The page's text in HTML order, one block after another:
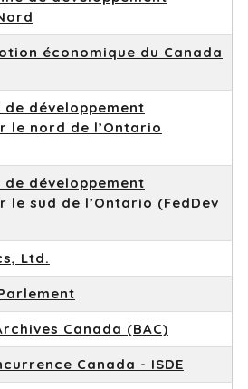
économique du Canada
développement
le nord de l’Ontario
développement
le sud de l’Ontario (FedDev
Ltd.
Canada (BAC)
Canada - ISDE